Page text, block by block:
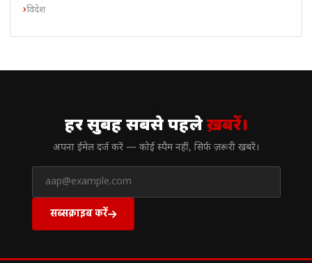
विदेश
हर सुबह सबसे पहलेख़बरें।
अपना ईमेल दर्ज करें — कोई स्पैम नहीं, सिर्फ ज़रूरी खबरें।
सब्सक्राइब करें